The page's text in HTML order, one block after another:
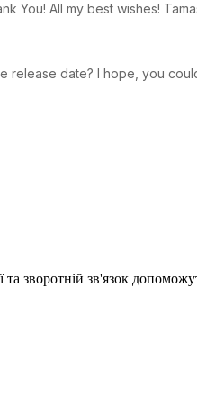
You! All my best wishes!
date? I hope, you
та зворотній зв'язок